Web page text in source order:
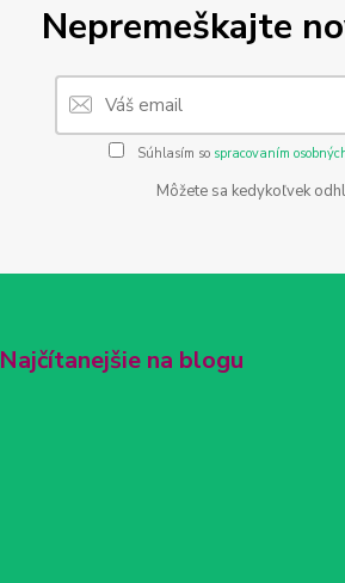
Nepremeškajte
Súhlasím so spracovaním
Môžete sa kedykoľvek
Najčítanejšie na blogu